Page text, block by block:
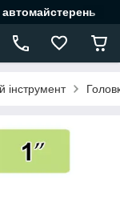
автомайстерень
інструмент